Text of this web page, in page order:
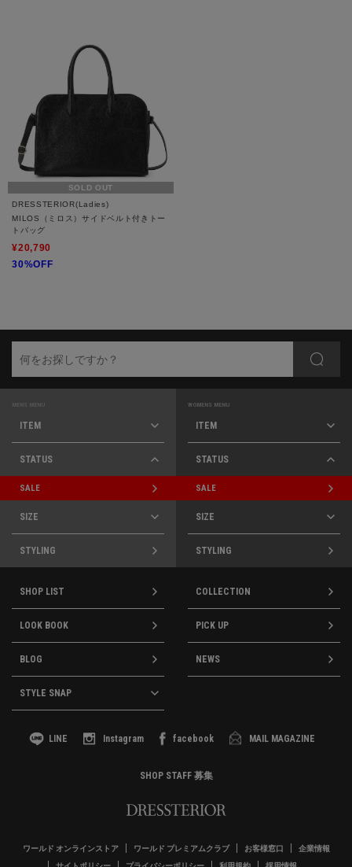
SOLD OUT
DRESSTERIOR(Ladies)
MILOS（ミロス）サイドベルト付きトー
トバッグ
¥20,790
30%OFF
MENS MENU
ITEM
STATUS
SALE
SIZE
STYLING
WOMENS MENU
ITEM
STATUS
SALE
SIZE
STYLING
SHOP LIST COLLECTION
LOOK BOOK PICK UP
BLOG NEWS
STYLE SNAP
LINE Instagram facebook MAIL MAGAZINE
SHOP STAFF 募集
ワールド オンラインストア ワールド プレミアムクラブ お客様窓口
企業情報